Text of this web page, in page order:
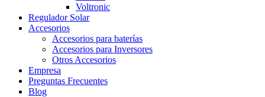
Voltronic
Regulador Solar
Accesorios
Accesorios para baterías
Accesorios para Inversores
Otros Accesorios
Empresa
Preguntas Frecuentes
Blog